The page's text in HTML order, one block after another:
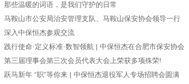
那些温暖的词语，是我们守护的日常
马鞍山市公安局治安管理支队、马鞍山保安协会领导一行
深入中保恒杰参观交流
践行使命·定义标准·数智领航 | 中保恒杰在合肥市保安协会
第三届理事会第三次会员代表大会上荣获多项殊荣!
跃马新年 “职”等你来 | 中保恒杰退役军人专场招聘会圆满